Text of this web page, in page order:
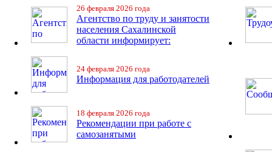
26 февраля 2026 года
Агентство по труду и занятости
населения Сахалинской
области информирует:
24 февраля 2026 года
Информация для работодателей
18 февраля 2026 года
Рекомендации при работе с
самозанятыми